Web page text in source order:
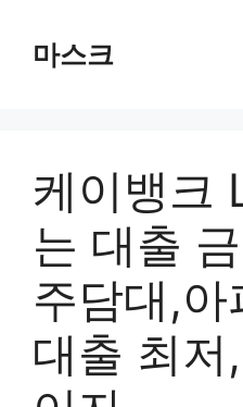
마스크
케이뱅크
는 대출
주담대,아
대출 최저